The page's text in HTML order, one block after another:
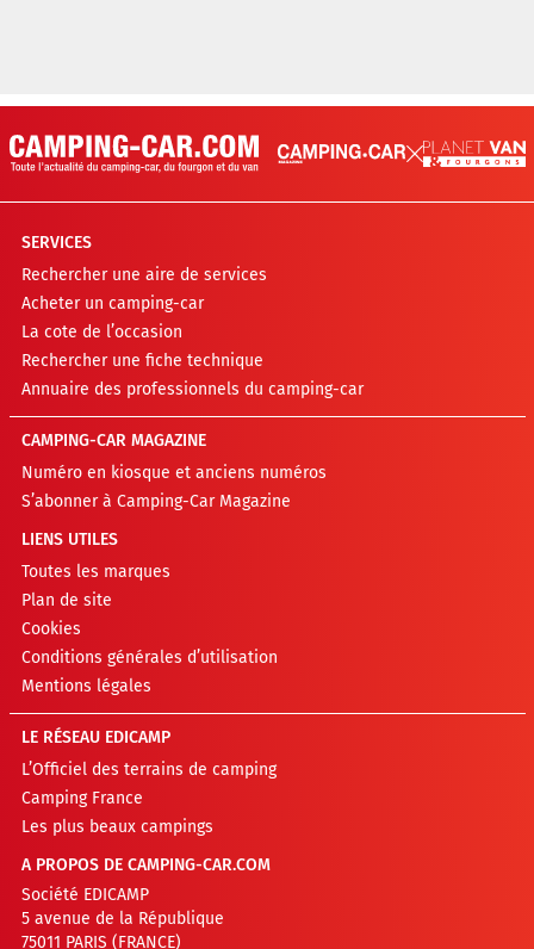
SERVICES
Rechercher une aire de services
Acheter un camping-car
La cote de l’occasion
Rechercher une fiche technique
Annuaire des professionnels du camping-car
CAMPING-CAR MAGAZINE
Numéro en kiosque et anciens numéros
S’abonner à Camping-Car Magazine
LIENS UTILES
Toutes les marques
Plan de site
Cookies
Conditions générales d’utilisation
Mentions légales
LE RÉSEAU EDICAMP
L’Officiel des terrains de camping
Camping France
Les plus beaux campings
A PROPOS DE CAMPING-CAR.COM
Société EDICAMP
5 avenue de la République
75011 PARIS (FRANCE)